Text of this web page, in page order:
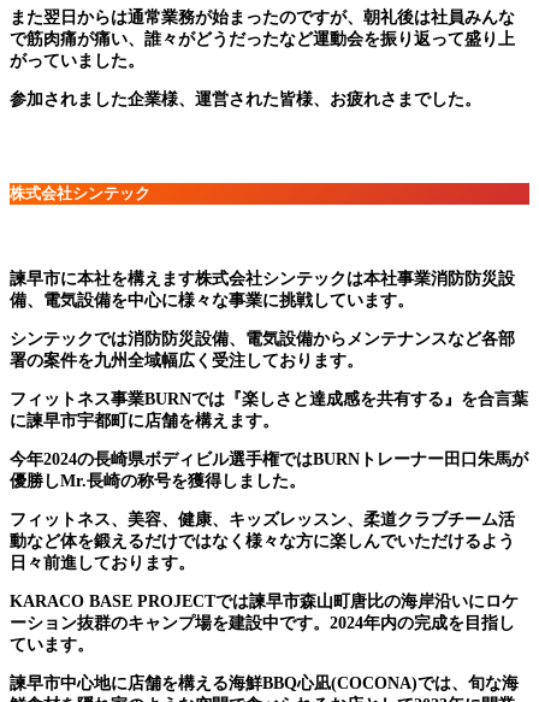
また翌日からは通常業務が始まったのですが、朝礼後は社員みんな
で筋肉痛が痛い、誰々がどうだったなど運動会を振り返って盛り上
がっていました。
参加されました企業様、運営された皆様、お疲れさまでした。
株式会社シンテック
諫早市に本社を構えます株式会社シンテックは本社事業消防防災設
備、電気設備を中心に様々な事業に挑戦しています。
シンテックでは消防防災設備、電気設備からメンテナンスなど各部
署の案件を九州全域幅広く受注しております。
フィットネス事業BURNでは『楽しさと達成感を共有する』を合言葉
に諫早市宇都町に店舗を構えます。
今年2024の長崎県ボディビル選手権ではBURNトレーナー田口朱馬が
優勝しMr.長崎の称号を獲得しました。
フィットネス、美容、健康、キッズレッスン、柔道クラブチーム活
動など体を鍛えるだけではなく様々な方に楽しんでいただけるよう
日々前進しております。
KARACO BASE PROJECTでは諫早市森山町唐比の海岸沿いにロケ
ーション抜群のキャンプ場を建設中です。2024年内の完成を目指し
ています。
諫早市中心地に店舗を構える海鮮BBQ心凪(COCONA)では、旬な海